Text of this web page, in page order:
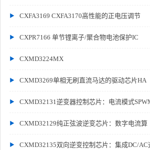
CXFA3169 CXFA3170高性能的正电压调节
CXPR7166 单节锂离子/聚合物电池保护IC
CXMD3224MX
CXMD3269单相无刷直流马达的驱动芯片HA
CXMD32131逆变器控制芯片：电流模式
CXMD32129纯正弦波逆变芯片：数字电流算
CXMD32135双向逆变控制芯片：集成DC/AC